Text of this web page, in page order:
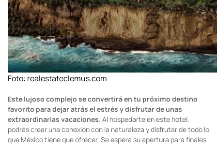
Foto:realestateclemus.com